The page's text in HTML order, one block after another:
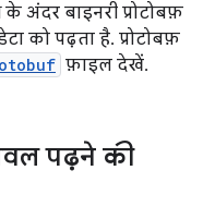
अंदर बाइनरी प्रोटोबफ़
को पढ़ता है. प्रोटोबफ़
फ़ाइल देखें.
पढ़ने की